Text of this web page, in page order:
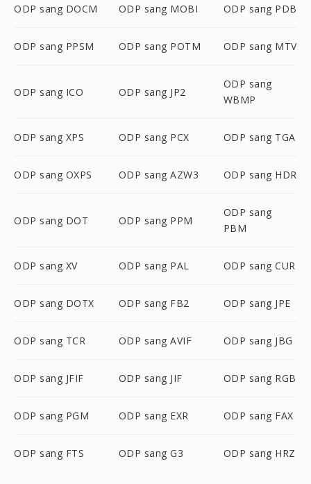
ODP sang DOCM ODP sang MOBI ODP sang PDB
ODP sang PPSM ODP sang POTM ODP sang MTV
ODP sang ICO ODP sang JP2
ODP sang
WBMP
ODP sang XPS ODP sang PCX ODP sang TGA
ODP sang OXPS ODP sang AZW3 ODP sang HDR
ODP sang DOT ODP sang PPM
ODP sang
PBM
ODP sang XV ODP sang PAL ODP sang CUR
ODP sang DOTX ODP sang FB2 ODP sang JPE
ODP sang TCR ODP sang AVIF ODP sang JBG
ODP sang JFIF ODP sang JIF ODP sang RGB
ODP sang PGM ODP sang EXR ODP sang FAX
ODP sang FTS ODP sang G3 ODP sang HRZ